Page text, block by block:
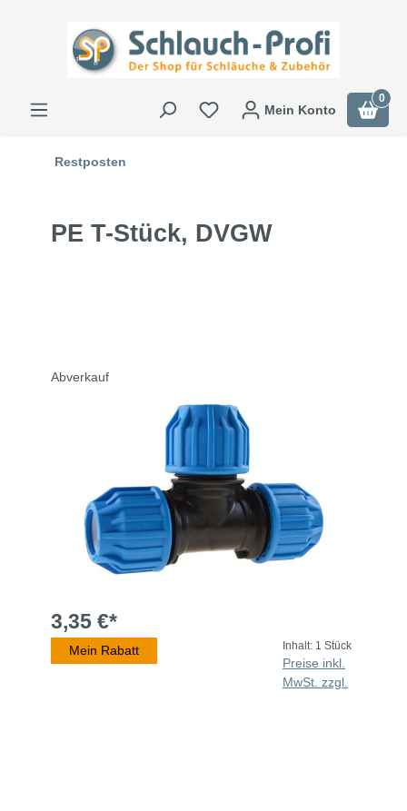
Mein Konto
0
Restposten
PE T-Stück, DVGW
Abverkauf
3,35 €*
Mein Rabatt Inhalt: 1 Stück
Preise inkl.
MwSt. zzgl.